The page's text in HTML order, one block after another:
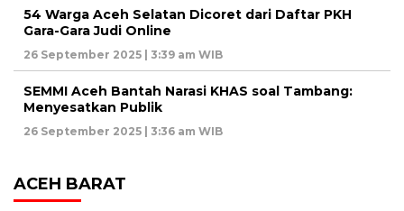
54 Warga Aceh Selatan Dicoret dari Daftar PKH
Gara-Gara Judi Online
26 September 2025 | 3:39 am WIB
SEMMI Aceh Bantah Narasi KHAS soal Tambang:
Menyesatkan Publik
26 September 2025 | 3:36 am WIB
ACEH BARAT